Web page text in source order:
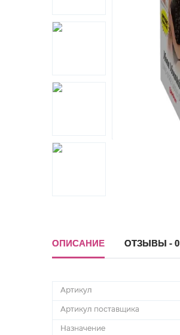
ОПИСАНИЕ ОТЗЫВЫ - 0
Артикул
Артикул поставщика
Назначение